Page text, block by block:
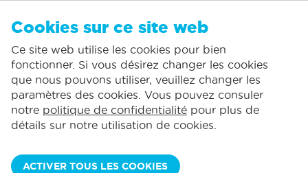
Comprend la consommation normale*
La plus grande offre de location de vacances
Des jours d'arrivée flexibles
Vous pouvez ajouter des hébergements à vos favoris en cliquant sur le
klikken.
St.-Idesbald:
Koksijde:
Oostduinkerke:
Wenduine:
Cookies sur ce site web
Ce site web utilise les cookies pour bien
fonctionner. Si vous désirez changer les cookies
que nous pouvons utiliser, veuillez changer les
paramètres des cookies. Vous pouvez consuler
notre politique de confidentialité pour plus de
détails sur notre utilisation de cookies.
ACTIVER TOUS LES COOKIES